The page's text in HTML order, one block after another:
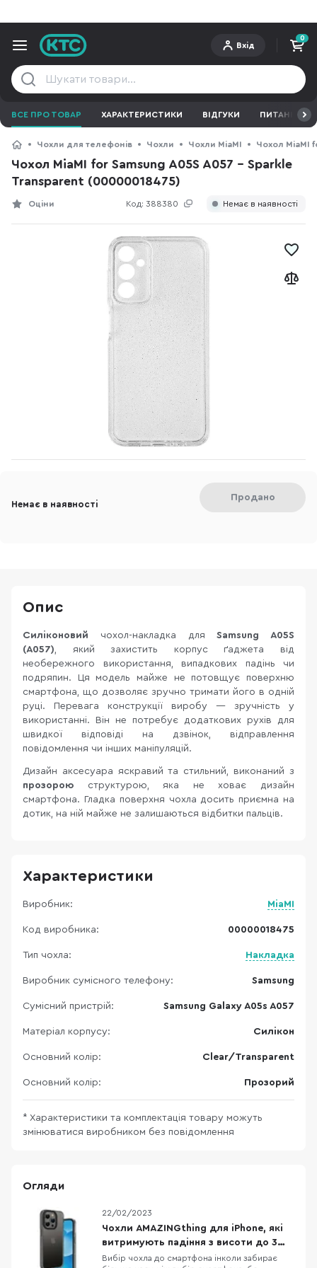
Вхід
0
ВСЕ ПРО ТОВАР ХАРАКТЕРИСТИКИ ВІДГУКИ ПИТАННЯ ТА
Чохли для телефонів Чохли Чохли MiaMI Чохол MiaMI
Чохол MiaMI for Samsung A05S A057 - Sparkle
Transparent (00000018475)
Код: 388380
Оціни Немає в наявності
Немає в наявності
Продано
Опис
Силіконовий чохол-накладка дляSamsung A05S
(A057), який захистить корпус ґаджета від
необережного використання, випадкових падінь чи
подряпин. Ця модель майже не потовщує поверхню
смартфона, що дозволяє зручно тримати його в одній
руці. Перевага конструкції виробу — зручність у
використанні. Він не потребує додаткових рухів для
швидкої відповіді на дзвінок, відправлення
повідомлення чи інших маніпуляцій.
Дизайн аксесуара яскравий та стильний, виконаний з
прозорою структурою, яка не ховає дизайн
смартфона. Гладка поверхня чохла досить приємна на
дотик, на ній майже не залишаються відбитки пальців.
Характеристики
Виробник: MiaMI
Код виробника: 00000018475
Тип чохла: Накладка
Виробник сумісного телефону: Samsung
Сумісний пристрій: Samsung Galaxy A05s A057
Матеріал корпусу: Силікон
Основний колір: Clear/Transparent
Основний колір: Прозорий
* Характеристики та комплектація товару можуть
змінюватися виробником без повідомлення
Огляди
22/02/2023
Чохли AMAZINGthing для iPhone, які
витримують падіння з висоти до 3
метрів
Вибір чохла до смартфона інколи забирає